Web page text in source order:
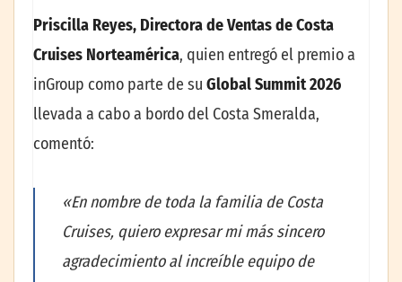
Priscilla Reyes, Directora de Ventas de Costa
Cruises Norteamérica, quien entregó el premio a
inGroup como parte de su Global Summit 2026
llevada a cabo a bordo del Costa Smeralda,
comentó:
«En nombre de toda la familia de Costa
Cruises, quiero expresar mi más sincero
agradecimiento al increíble equipo de